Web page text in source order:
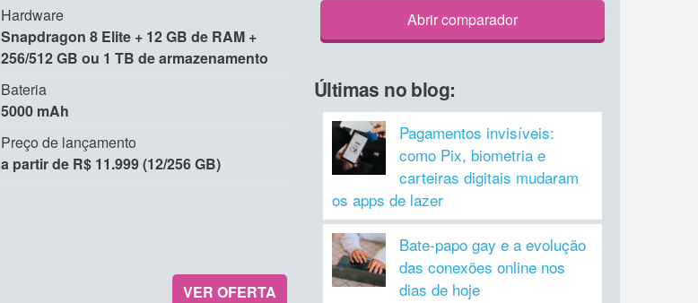
Hardware
Snapdragon 8 Elite + 12 GB de RAM +
256/512 GB ou 1 TB de armazenamento
Bateria
5000 mAh
Preço de lançamento
a partir de R$ 11.999 (12/256 GB)
VER OFERTA
Abrir comparador
Últimas no blog:
Pagamentos invisíveis:
como Pix, biometria e
carteiras digitais mudaram
os apps de lazer
Bate-papo gay e a evolução
das conexões online nos
dias de hoje